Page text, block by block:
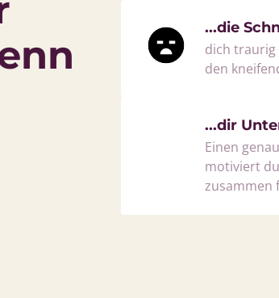
...die
dich traurig
den
...dir
Einen
motiviert
zusammen